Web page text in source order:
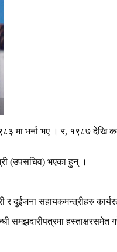
भर्ना भए । र, १९८७ देखि
(उपसचिव) भएका हुन् ।
र दुईजना सहायकमन्त्रीहरु
समझदारीपत्रमा